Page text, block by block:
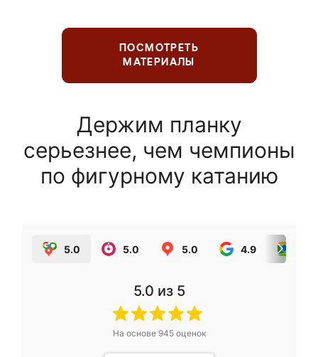
ПОСМОТРЕТЬ
МАТЕРИАЛЫ
Держим планку
серьезнее, чем чемпионы
по фигурному катанию
5.0 5.0 5.0 4.9
5.0 из 5
На основе 945оценок